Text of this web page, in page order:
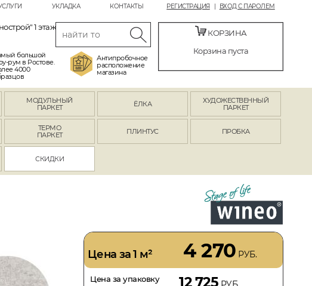
РЕГИСТРАЦИЯ ВХОД С ПАРОЛЕМ
УКЛАДКА КОНТАКТЫ
1 этаж
большой
рум в Ростове.
4000
Антипробочное
расположение
магазина
КОРЗИНА
Корзина пуста
МОДУЛЬНЫЙ
ПАРКЕТ
ЁЛКА
ХУДОЖЕСТВЕННЫЙ
ПАРКЕТ
ТЕРМО
ПАРКЕТ
ПЛИНТУС ПРОБКА
СКИДКИ
Цена за 1 м² 4 270 РУБ.
Цена за упаковку 12 725